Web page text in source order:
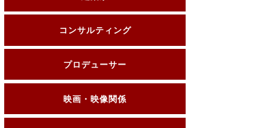
コンサルティング
プロデューサー
映画・映像関係